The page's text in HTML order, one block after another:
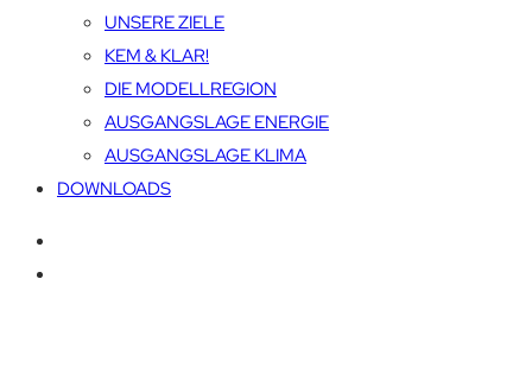
UNSERE ZIELE
KEM & KLAR!
DIE MODELLREGION
AUSGANGSLAGE ENERGIE
AUSGANGSLAGE KLIMA
DOWNLOADS